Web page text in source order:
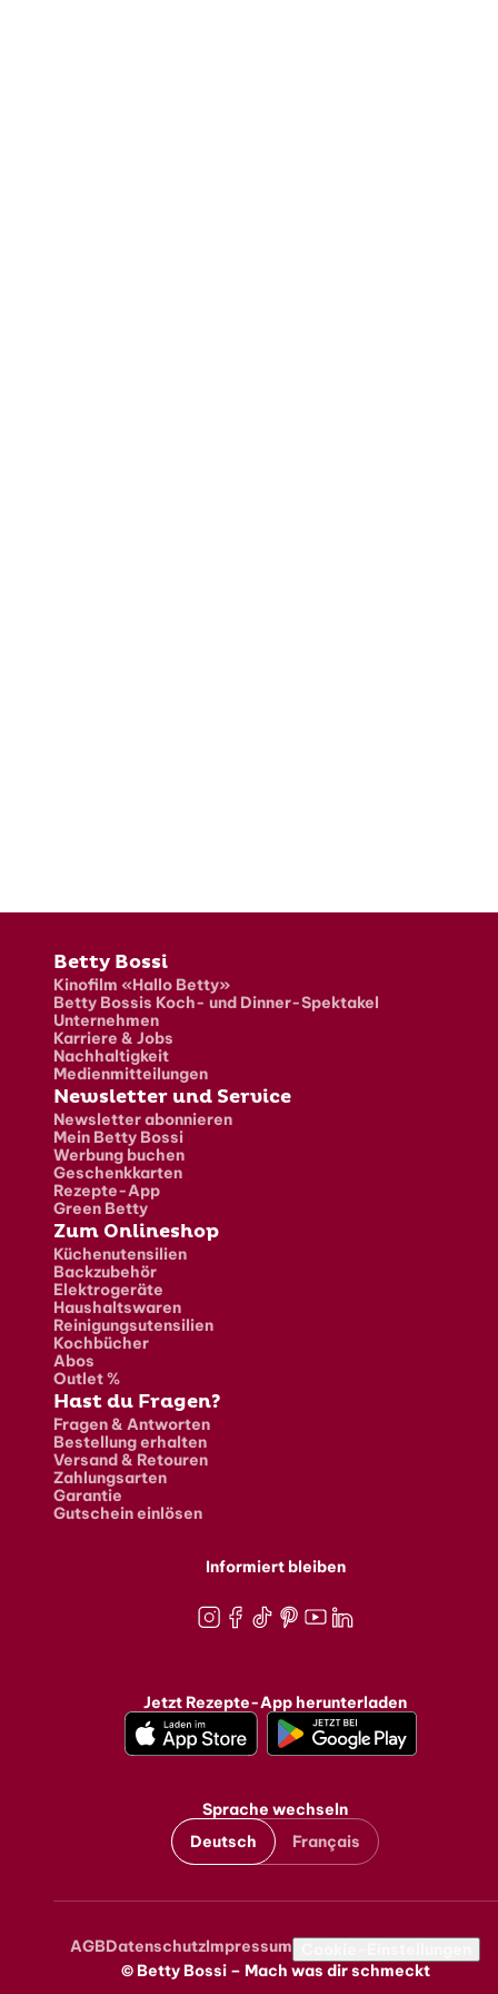
Fusszeile
Betty Bossi
Kinofilm «Hallo Betty»
Betty Bossis Koch- und Dinner-Spektakel
Unternehmen
Karriere & Jobs
Nachhaltigkeit
Medienmitteilungen
Newsletter und Service
Newsletter abonnieren
Mein Betty Bossi
Werbung buchen
Geschenkkarten
Rezepte-App
Green Betty
Zum Onlineshop
Küchenutensilien
Backzubehör
Elektrogeräte
Haushaltswaren
Reinigungsutensilien
Kochbücher
Abos
Outlet %
Hast du Fragen?
Fragen & Antworten
Bestellung erhalten
Versand & Retouren
Zahlungsarten
Garantie
Gutschein einlösen
Informiert bleiben
Jetzt Rezepte-App herunterladen
Sprache wechseln
Deutsch
Français
Metanavigation
AGBDatenschutzImpressum
© Betty Bossi – Mach was dir schmeckt